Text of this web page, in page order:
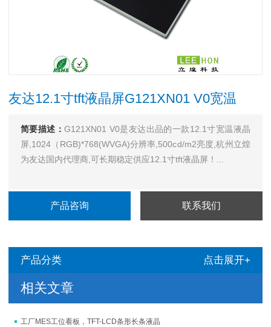
友达12.1寸tft液晶屏G121XN01 V0宽温
简要描述：G121XN01 V0是友达出品的一款12.1寸宽温液晶
屏,1024（RGB)*768(WVGA)分辨率,500cd/m2亮度,杭州立煌
为友达国内代理商,可长期稳定供应12.1寸tft液晶屏！...
产品咨询 联系我们
产品分类 点击展开+
相关文章
工厂MES工位看板，TFT-LCD条形长条液晶